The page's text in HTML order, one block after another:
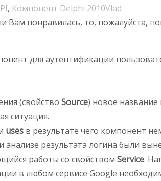
, Компонент Delphi 2010Vlad
Вам понравилась, то, пожалуйста,
для аутентификации
(свойство Source) новое
ситуация.
uses в результате чего компонент
анализе результата логина были
работы со свойством Service.
в любом сервисе Google